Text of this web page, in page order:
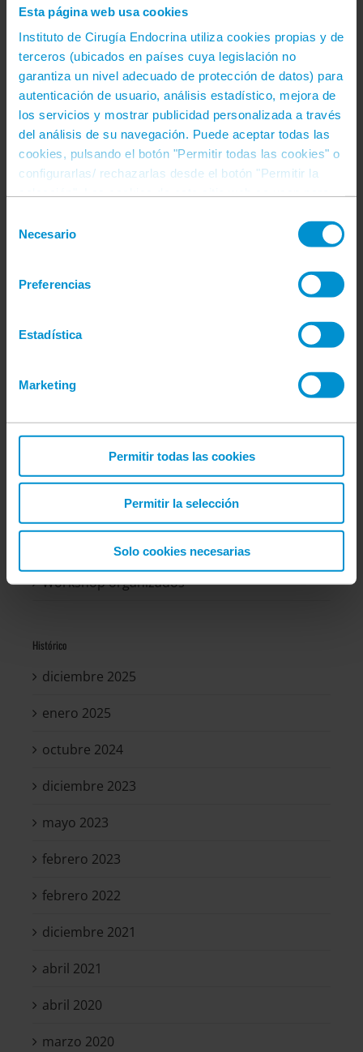
Esta página web usa cookies
Instituto de Cirugía Endocrina utiliza cookies propias y de
terceros (ubicados en países cuya legislación no
garantiza un nivel adecuado de protección de datos) para
autenticación de usuario, análisis estadístico, mejora de
los servicios y mostrar publicidad personalizada a través
del análisis de su navegación. Puede aceptar todas las
cookies, pulsando el botón "Permitir todas las cookies" o
configurarlas/ rechazarlas desde el botón "Permitir la
sociales y analizar el tráfico. Además, compartimos
información sobre el uso que haga del sitio web con
nuestros partners de redes sociales, publicidad y análisis
web, quienes pueden combinarla con otra información
del uso que haya hecho de sus servicios. Más
información en https://cirugiaendocrina.com/cookies/
Necesario
Preferencias
Estadística
Marketing
Permitir todas las cookies
Permitir la selección
Solo cookies necesarias
Comparte este contenido. ¡Elige tu red social!
FacebookLinkedInCorreo
Search
Categories
Home
Noticias
Workshop organizados
Histórico
diciembre 2025
enero 2025
octubre 2024
diciembre 2023
mayo 2023
febrero 2023
febrero 2022
diciembre 2021
abril 2021
abril 2020
marzo 2020